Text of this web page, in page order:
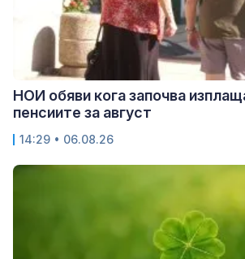
НОИ обяви кога започва
пенсиите за август
14:29 • 06.08.26